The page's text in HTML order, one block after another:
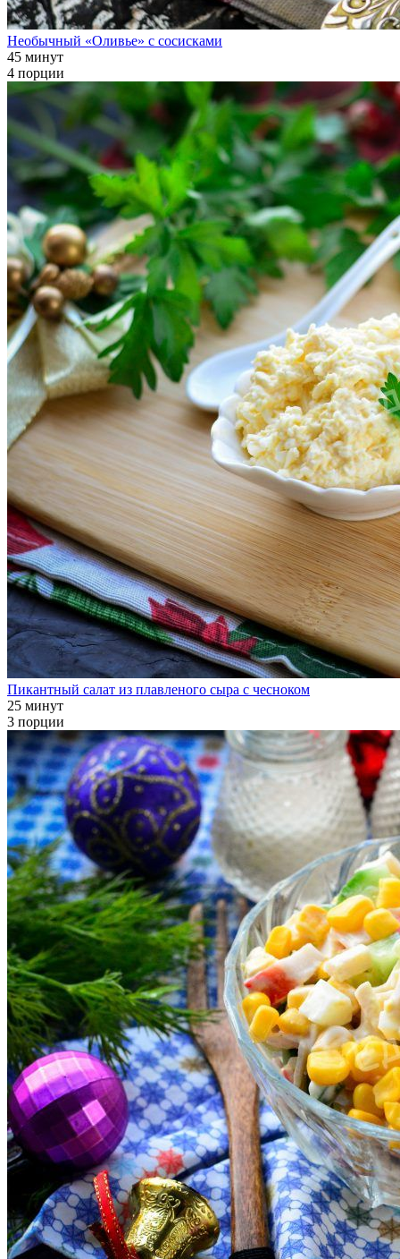
Необычный «Оливье» с сосисками
45 минут
4 порции
Пикантный салат из плавленого сыра с чесноком
25 минут
3 порции